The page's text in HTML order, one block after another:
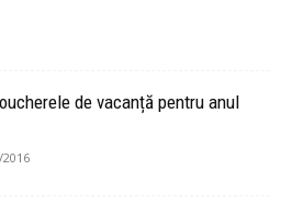
de vacanță pentru anul